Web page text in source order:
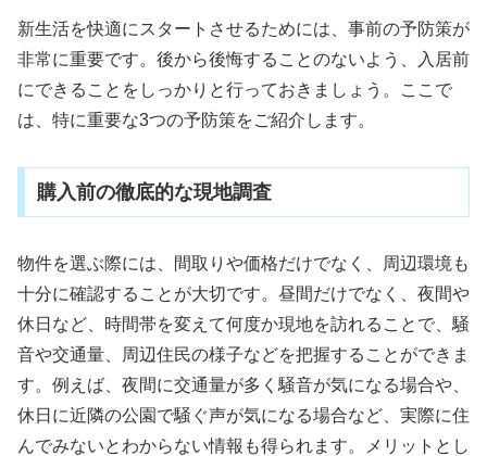
新生活を快適にスタートさせるためには、事前の予防策が
非常に重要です。後から後悔することのないよう、入居前
にできることをしっかりと行っておきましょう。ここで
は、特に重要な3つの予防策をご紹介します。
購入前の徹底的な現地調査
物件を選ぶ際には、間取りや価格だけでなく、周辺環境も
十分に確認することが大切です。昼間だけでなく、夜間や
休日など、時間帯を変えて何度か現地を訪れることで、騒
音や交通量、周辺住民の様子などを把握することができま
す。例えば、夜間に交通量が多く騒音が気になる場合や、
休日に近隣の公園で騒ぐ声が気になる場合など、実際に住
んでみないとわからない情報も得られます。メリットとし